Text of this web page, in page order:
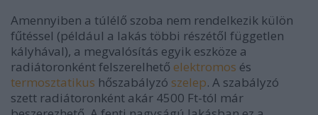
Amennyiben a túlélő szoba nem rendelkezik külön
fűtéssel (például a lakás többi részétől független
kályhával), a megvalósítás egyik eszköze a
radiátoronként felszerelhető elektromos és
termosztatikus hőszabályzó szelep. A szabályzó
szett radiátoronként akár 4500 Ft-tól már